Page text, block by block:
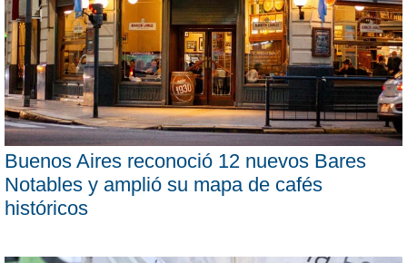
Buenos Aires reconoció 12 nuevos Bares
Notables y amplió su mapa de cafés
históricos